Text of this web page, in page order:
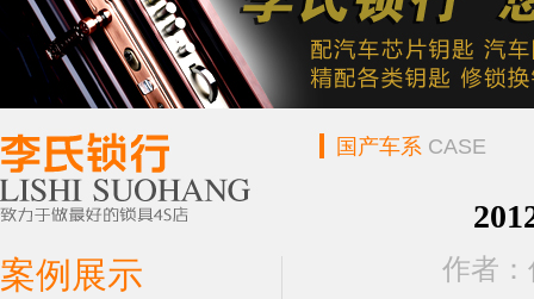
案例展示
国产车系 CASE
作者：